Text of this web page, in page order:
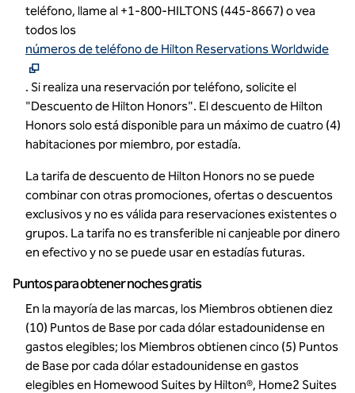
teléfono, llame al +1-800-HILTONS (445-8667) o vea
todos los
números de teléfono de Hilton Reservations Worldwide
. Si realiza una reservación por teléfono, solicite el
"Descuento de Hilton Honors". El descuento de Hilton
Honors solo está disponible para un máximo de cuatro (4)
habitaciones por miembro, por estadía.
La tarifa de descuento de Hilton Honors no se puede
combinar con otras promociones, ofertas o descuentos
exclusivos y no es válida para reservaciones existentes o
grupos. La tarifa no es transferible ni canjeable por dinero
en efectivo y no se puede usar en estadías futuras.
Puntos para obtener noches gratis
En la mayoría de las marcas, los Miembros obtienen diez
(10) Puntos de Base por cada dólar estadounidense en
gastos elegibles; los Miembros obtienen cinco (5) Puntos
de Base por cada dólar estadounidense en gastos
elegibles en Homewood Suites by Hilton®, Home2 Suites